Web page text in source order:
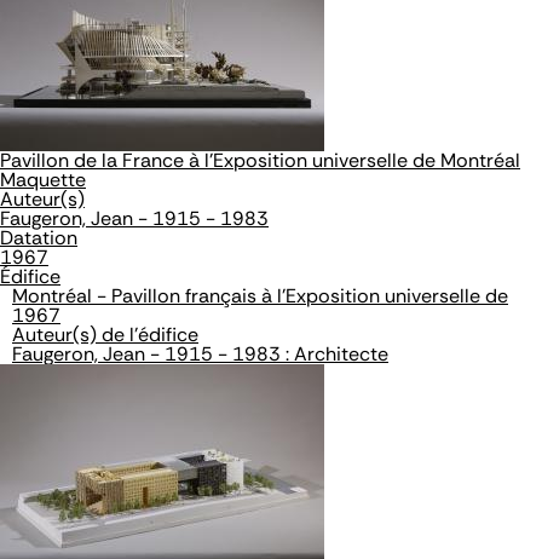
Pavillon de la France à l'Exposition universelle de Montréal
Maquette
Auteur(s)
Faugeron, Jean - 1915 - 1983
Datation
1967
Édifice
Montréal - Pavillon français à l'Exposition universelle de
1967
Auteur(s) de l'édifice
Faugeron, Jean - 1915 - 1983 : Architecte